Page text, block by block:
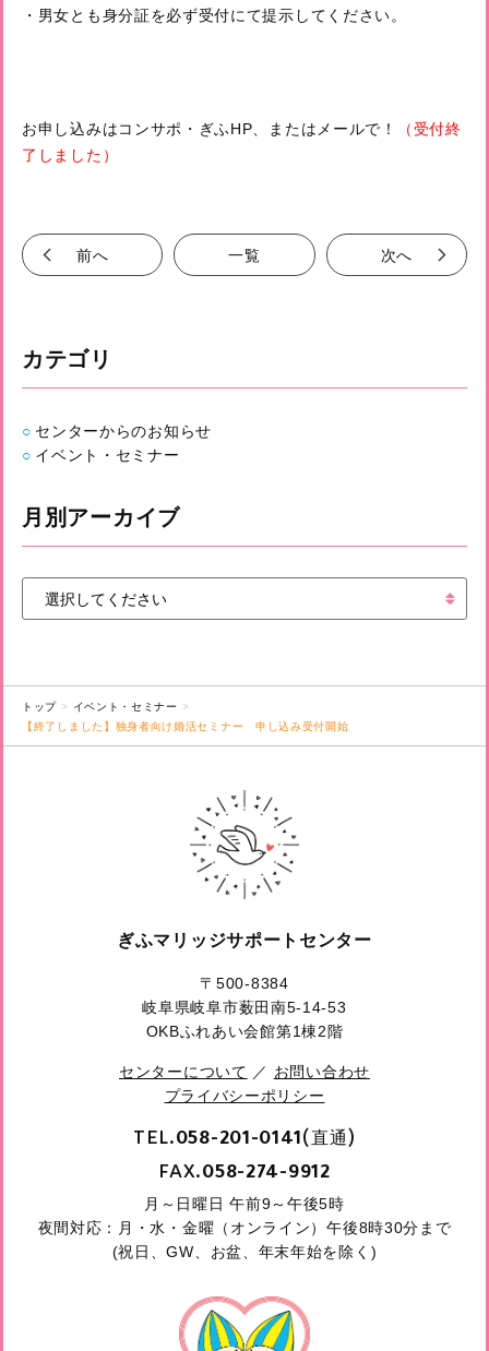
・男女とも身分証を必ず受付にて提示してください。
お申し込みはコンサポ・ぎふHP、またはメールで！
（受付終
了しました）
前へ 一覧 次へ
カテゴリ
センターからのお知らせ
イベント・セミナー
月別アーカイブ
トップ
イベント・セミナー
【終了しました】独身者向け婚活セミナー 申し込み受付開始
ぎふマリッジサポートセンター
〒500-8384
岐阜県岐阜市薮田南5-14-53
OKBふれあい会館第1棟2階
センターについて ／ お問い合わせ
プライバシーポリシー
TEL.058-201-0141(直通)
FAX.058-274-9912
月～日曜日 午前9～午後5時
夜間対応：月・水・金曜（オンライン）午後8時30分まで
(祝日、GW、お盆、年末年始を除く)